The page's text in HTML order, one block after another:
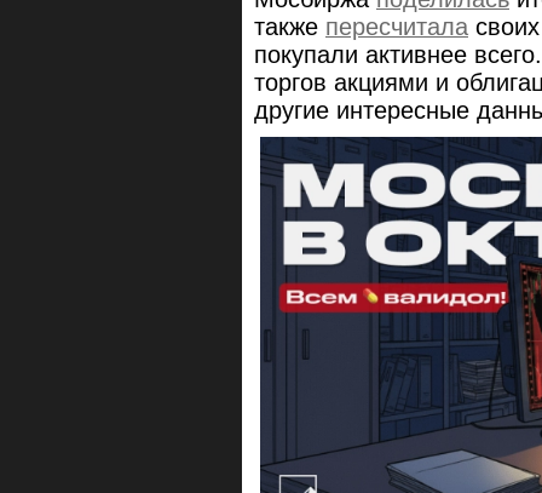
также пересчитала
покупали активнее
торгов акциями и
другие интересные